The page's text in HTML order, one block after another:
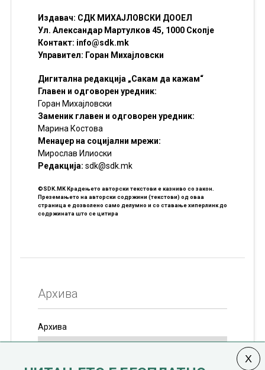
Издавач: СДК МИХАЈЛОВСКИ ДООЕЛ
Ул. Александар Мартулков 45, 1000 Скопје
Контакт: info@sdk.mk
Управител: Горан Михајловски
Дигитална редакција „Сакам да кажам“
Главен и одговорен уредник:
Горан Михајловски
Заменик главен и одговорен уредник:
Марина Костова
Менаџер на социјални мрежи:
Мирослав Илиоски
Редакцијa: sdk@sdk.mk
©SDK.MK Крадењето авторски текстови е казниво со закон.
Преземањето на авторски содржини (текстови) од оваа
страница е дозволено само делумно и со ставање хиперлинк до
содржината што се цитира
Архива
Архива